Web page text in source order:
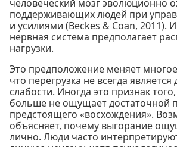
человеческий мозг эволюционно
поддерживающих людей при
и усилиями (Beckes & Coan, 2011).
нервная система предполагает
нагрузки.
Это предположение меняет
что перегрузка не всегда
слабости. Иногда это признак
больше не ощущает достаточной
предстоящего «восхождения».
объясняет, почему выгорание
лично. Люди часто